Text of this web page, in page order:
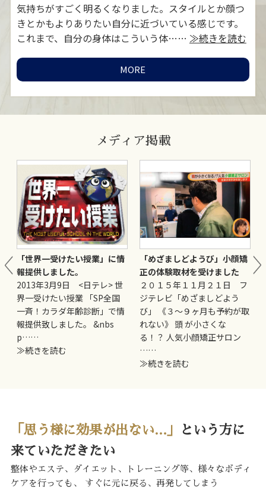
MORE
気持ちがすごく明るくなりました。スタイルとか顔つ
きとかもよりありたい自分に近づいている感じです。
これまで、自分の身体はこういう体…… ≫続きを読む
MORE
メディア掲載
「世界一受けたい授業」に情
報提供しました。
2013年3月9日 <日テレ> 世
界一受けたい授業 「SP全国
一斉！カラダ年齢診断」で情
報提供致しました。 &nbs
p……
≫続きを読む
「めざましどようび」小顔矯
正の体験取材を受けました
２０１５年１１月２１日 フ
ジテレビ「めざましどよう
び」 《３〜９ヶ月も予約が取
れない》 頭 が小さくな
る！？ 人気小顔矯正サロン
……
≫続きを読む
「思う様に効果が出ない…」
という方に
来ていただきたい
整体やエステ、ダイエット、トレーニング等、様々なボディ
ケアを行っても、
すぐに元に戻る、再発してしまう